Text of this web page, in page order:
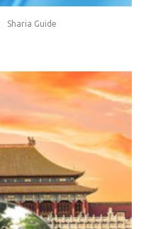
Sharia Guide